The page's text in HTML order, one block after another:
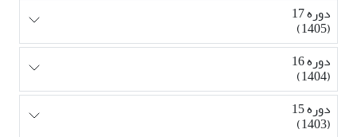
دوره 17
(1405)
دوره 16
(1404)
دوره 15
(1403)